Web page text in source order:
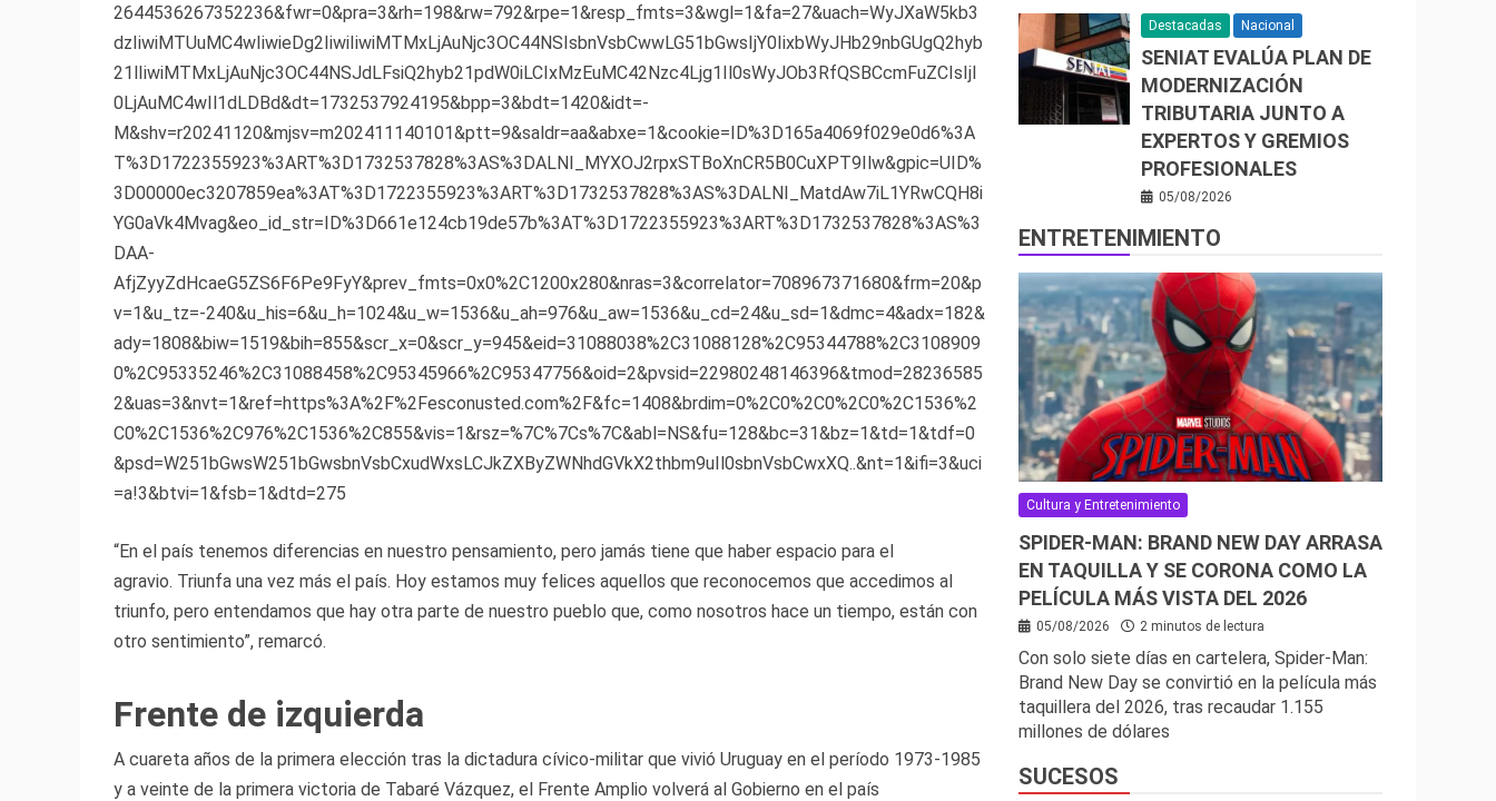
2644536267352236&fwr=0&pra=3&rh=198&rw=792&rpe=1&resp_fmts=3&wgl=1&fa=27&uach=WyJXaW5kb3
dzIiwiMTUuMC4wIiwieDg2IiwiIiwiMTMxLjAuNjc3OC44NSIsbnVsbCwwLG51bGwsIjY0IixbWyJHb29nbGUgQ2hyb
21lIiwiMTMxLjAuNjc3OC44NSJdLFsiQ2hyb21pdW0iLCIxMzEuMC42Nzc4Ljg1Il0sWyJOb3RfQSBCcmFuZCIsIjI
0LjAuMC4wIl1dLDBd&dt=1732537924195&bpp=3&bdt=1420&idt=-
M&shv=r20241120&mjsv=m202411140101&ptt=9&saldr=aa&abxe=1&cookie=ID%3D165a4069f029e0d6%3A
T%3D1722355923%3ART%3D1732537828%3AS%3DALNI_MYXOJ2rpxSTBoXnCR5B0CuXPT9Ilw&gpic=UID%
3D00000ec3207859ea%3AT%3D1722355923%3ART%3D1732537828%3AS%3DALNI_MatdAw7iL1YRwCQH8i
YG0aVk4Mvag&eo_id_str=ID%3D661e124cb19de57b%3AT%3D1722355923%3ART%3D1732537828%3AS%3
DAA-
AfjZyyZdHcaeG5ZS6F6Pe9FyY&prev_fmts=0x0%2C1200x280&nras=3&correlator=708967371680&frm=20&p
v=1&u_tz=-240&u_his=6&u_h=1024&u_w=1536&u_ah=976&u_aw=1536&u_cd=24&u_sd=1&dmc=4&adx=182&
ady=1808&biw=1519&bih=855&scr_x=0&scr_y=945&eid=31088038%2C31088128%2C95344788%2C3108909
0%2C95335246%2C31088458%2C95345966%2C95347756&oid=2&pvsid=22980248146396&tmod=28236585
2&uas=3&nvt=1&ref=https%3A%2F%2Fesconusted.com%2F&fc=1408&brdim=0%2C0%2C0%2C0%2C1536%2
C0%2C1536%2C976%2C1536%2C855&vis=1&rsz=%7C%7Cs%7C&abl=NS&fu=128&bc=31&bz=1&td=1&tdf=0
&psd=W251bGwsW251bGwsbnVsbCxudWxsLCJkZXByZWNhdGVkX2thbm9uIl0sbnVsbCwxXQ..&nt=1&ifi=3&uci
=a!3&btvi=1&fsb=1&dtd=275
“En el país tenemos diferencias en nuestro pensamiento, pero jamás tiene que haber espacio para el
agravio. Triunfa una vez más el país. Hoy estamos muy felices aquellos que reconocemos que accedimos al
triunfo, pero entendamos que hay otra parte de nuestro pueblo que, como nosotros hace un tiempo, están con
otro sentimiento”, remarcó.
Frente de izquierda
A cuareta años de la primera elección tras la dictadura cívico-militar que vivió Uruguay en el período 1973-1985
y a veinte de la primera victoria de Tabaré Vázquez, el Frente Amplio volverá al Gobierno en el país
Destacadas Nacional
SENIAT EVALÚA PLAN DE
MODERNIZACIÓN
TRIBUTARIA JUNTO A
EXPERTOS Y GREMIOS
PROFESIONALES
05/08/2026
ENTRETENIMIENTO
Cultura y Entretenimiento
SPIDER-MAN: BRAND NEW DAY ARRASA
EN TAQUILLA Y SE CORONA COMO LA
PELÍCULA MÁS VISTA DEL 2026
05/08/2026 2 minutos de lectura
Con solo siete días en cartelera, Spider-Man:
Brand New Day se convirtió en la película más
taquillera del 2026, tras recaudar 1.155
millones de dólares
SUCESOS